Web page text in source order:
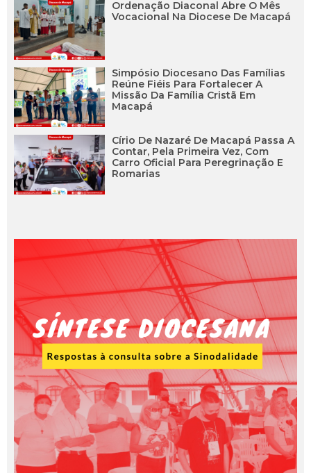
Ordenação Diaconal Abre O Mês
Vocacional Na Diocese De Macapá
Simpósio Diocesano Das Famílias
Reúne Fiéis Para Fortalecer A
Missão Da Família Cristã Em
Macapá
Círio De Nazaré De Macapá Passa A
Contar, Pela Primeira Vez, Com
Carro Oficial Para Peregrinação E
Romarias